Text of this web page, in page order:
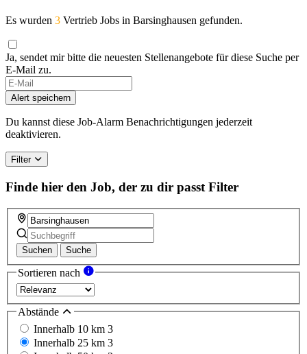
Es wurden 3 Vertrieb Jobs in Barsinghausen gefunden.
Ja, sendet mir bitte die neuesten Stellenangebote für diese Suche per
E-Mail zu.
Alert speichern
Du kannst diese Job-Alarm Benachrichtigungen jederzeit
deaktivieren.
Filter
Finde hier den Job, der zu dir passt Filter
Suchen Suche
Sortieren nach
Abstände
Innerhalb 10 km 3
Innerhalb 25 km 3